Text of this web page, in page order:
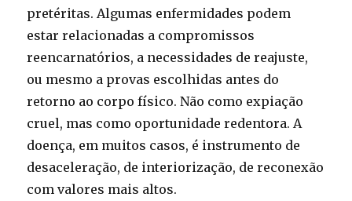
pretéritas. Algumas enfermidades podem
estar relacionadas a compromissos
reencarnatórios, a necessidades de reajuste,
ou mesmo a provas escolhidas antes do
retorno ao corpo físico. Não como expiação
cruel, mas como oportunidade redentora. A
doença, em muitos casos, é instrumento de
desaceleração, de interiorização, de reconexão
com valores mais altos.